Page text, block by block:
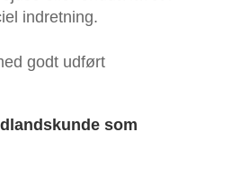
indretning.
godt udført
som